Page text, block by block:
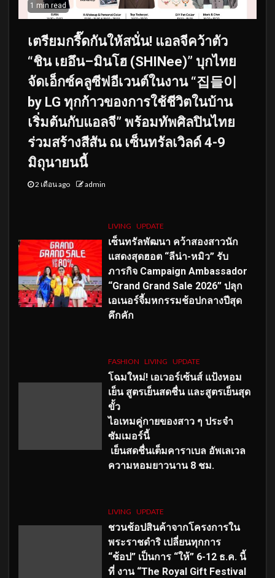
1 min read
เตรียมกรี๊ดกันให้สนั่น! แอลจีคว้าตัว
“ชิน เยอึน–มินโฮ (SHINee)” บุกไทย
จัดเอ็กซ์คลูซีฟอีเวนต์ในงาน “집들이
by LG ทุกก้าวของการใช้ชีวิตในบ้าน
เริ่มต้นกับแอลจี” พร้อมทัพศิลปินไทย
ร่วมสร้างสีสัน ณ เซ็นทรัลเวิลด์ 4-9
มิถุนายนนี้
2 เดือน ago admin
LIVING UPDATE
เซ็นทรัลพัฒนา คว้าสองสาวนัก
แสดงสุดฮอต “ลีน่า-หมิว” รับ
ภารกิจ Campaign Ambassador
“Grand Grand Sale 2026” ปลุก
เอเนอร์จี้มหกรรมช้อปกลางปีสุด
คึกคัก
FASHION LIVING UPDATE
โฉมใหม่! เอเวอร์เซ้นส์ แป้งหอม
เย็น สูตรเย็นสดชื่น และสูตรเย็นสุด
ขั้ว
ไอเทมคู่กายของสาว ๆ ประจำ
ซัมเมอร์นี้
เย็นสดชื่นเต็มคาราเบล อัพเลเวล
ความหอมยาวนาน 8 ชม.
LIVING UPDATE
ชวนช้อปสินค้าจากโครงการใน
พระราชดำริ เปลี่ยนทุกการ
“ช้อป” เป็นการ “ให้” 6-12 ธ.ค. นี้
ที่ งาน “The Royal Gift Festival